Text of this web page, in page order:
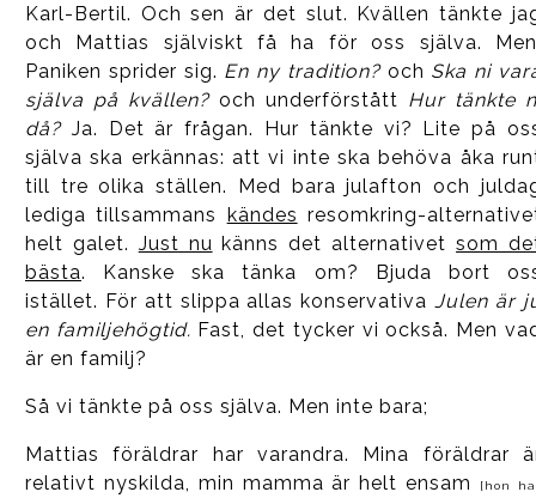
Karl-Bertil. Och sen är det slut. Kvällen tänkte
och Mattias själviskt få ha för oss själva.
Paniken sprider sig. En ny tradition?och Ska ni
själva på kvällen?och underförstått Hur tänkte
då?Ja. Det är frågan. Hur tänkte vi? Lite på
själva ska erkännas: att vi inte ska behöva åka
till tre olika ställen. Med bara julafton och
lediga tillsammans kändes resomkring-
helt galet. Just nu känns det alternativetsom
bästa. Kanske ska tänka om? Bjuda bort
istället. För att slippa allas konservativaJulen är
en familjehögtid. Fast, det tycker vi också. Men
är en familj?
Så vi tänkte på oss själva. Men inte bara;
Mattias föräldrar har varandra. Mina föräldrar
relativt nyskilda, min mamma är helt ensam
[hon